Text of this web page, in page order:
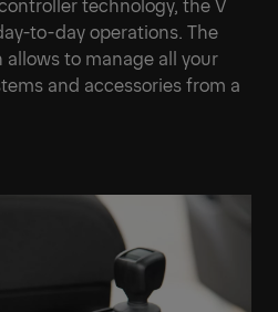
to-day operations. The
to manage all your
and accessories from a